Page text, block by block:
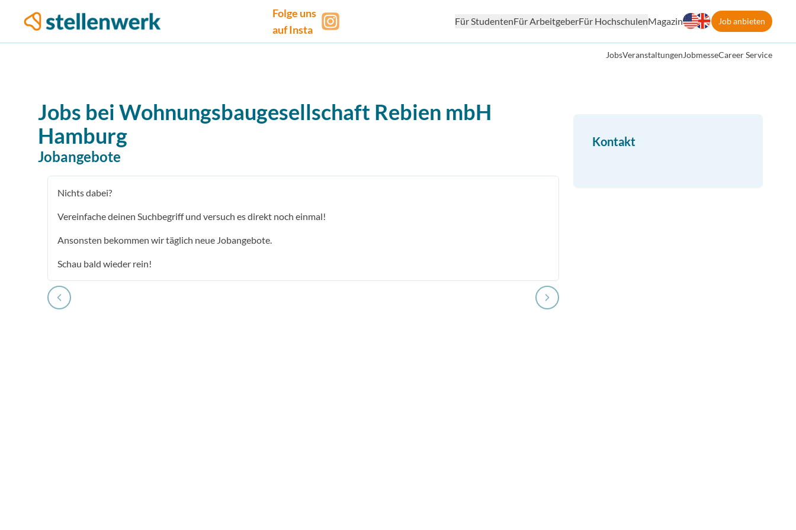
Folge uns
auf Insta
Für StudentenFür ArbeitgeberFür HochschulenMagazin Job anbieten
JobsVeranstaltungenJobmesseCareer Service
Jobs bei Wohnungsbaugesellschaft Rebien mbH
Hamburg
Jobangebote
Nichts dabei?
Vereinfache deinen Suchbegriff und versuch es direkt noch einmal!
Ansonsten bekommen wir täglich neue Jobangebote.
Schau bald wieder rein!
Kontakt